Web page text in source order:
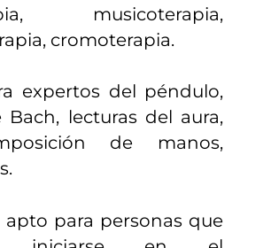
musicoterapia,
cromoterapia.
expertos del péndulo,
Bach, lecturas del aura,
de manos,
apto para personas que